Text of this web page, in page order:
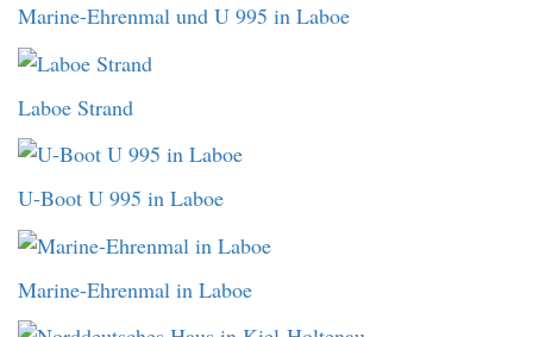
Marine-Ehrenmal und U 995 in Laboe
Laboe Strand
U-Boot U 995 in Laboe
Marine-Ehrenmal in Laboe